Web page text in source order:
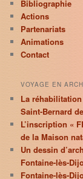
Bibliographie
Actions
Partenariats
Animations
Contact
VOYAGE EN
La
Saint-Bernard
L’inscription «
de la Maison
Un dessin
Fontaine-lès-
Fontaine-lès-